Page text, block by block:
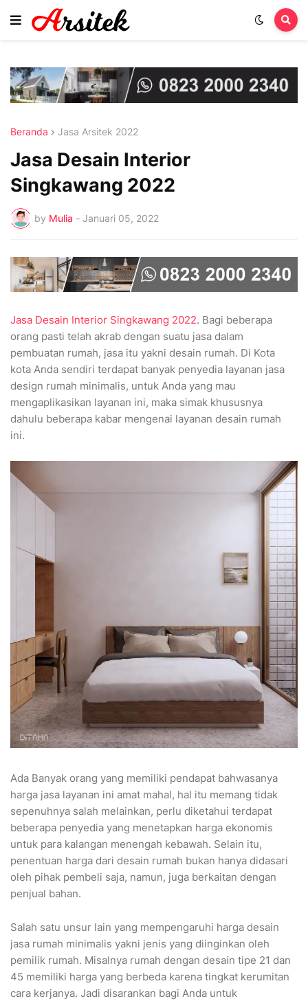
Beranda Jasa Arsitek 2022
Jasa Desain Interior
Singkawang 2022
by Mulia - Januari 05, 2022
Jasa Desain Interior Singkawang 2022. Bagi beberapa
orang pasti telah akrab dengan suatu jasa dalam
pembuatan rumah, jasa itu yakni desain rumah. Di Kota
kota Anda sendiri terdapat banyak penyedia layanan jasa
design rumah minimalis, untuk Anda yang mau
mengaplikasikan layanan ini, maka simak khususnya
dahulu beberapa kabar mengenai layanan desain rumah
ini.
Ada Banyak orang yang memiliki pendapat bahwasanya
harga jasa layanan ini amat mahal, hal itu memang tidak
sepenuhnya salah melainkan, perlu diketahui terdapat
beberapa penyedia yang menetapkan harga ekonomis
untuk para kalangan menengah kebawah. Selain itu,
penentuan harga dari desain rumah bukan hanya didasari
oleh pihak pembeli saja, namun, juga berkaitan dengan
penjual bahan.
Salah satu unsur lain yang mempengaruhi harga desain
jasa rumah minimalis yakni jenis yang diinginkan oleh
pemilik rumah. Misalnya rumah dengan desain tipe 21 dan
45 memiliki harga yang berbeda karena tingkat kerumitan
cara kerjanya. Jadi disarankan bagi Anda untuk